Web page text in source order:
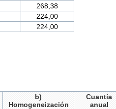
268,38
224,00
224,00
b)
Homogeneización
Cuantía
anual